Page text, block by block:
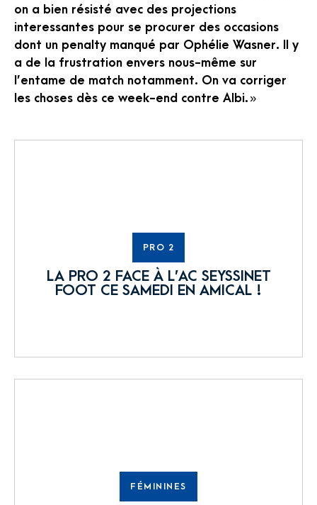
on a bien résisté avec des projections
interessantes pour se procurer des occasions
dont un penalty manqué par Ophélie Wasner. Il y
a de la frustration envers nous-même sur
l’entame de match notamment. On va corriger
les choses dès ce week-end contre Albi. »
PRO 2
LA PRO 2 FACE À L’AC SEYSSINET
FOOT CE SAMEDI EN AMICAL !
FÉMININES